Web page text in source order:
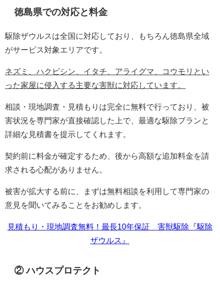
徳島県での対応と料金
駆除ザウルスは全国に対応しており、もちろん徳島県全域
がサービス対象エリアです。
ネズミ、ハクビシン、イタチ、アライグマ、コウモリとい
った家屋に侵入する主要な害獣に対応しています。
相談・現地調査・見積もりは完全に無料で行っており、被
害状況を専門家が直接確認した上で、最適な駆除プランと
詳細な見積書を提示してくれます。
契約前に料金が確定するため、後から高額な追加料金を請
求される心配がありません。
被害が拡大する前に、まずは無料相談を利用して専門家の
意見を聞いてみることをお勧めします。
見積もり・現地調査無料！最長10年保証 害獣駆除『駆除
ザウルス』
② ハウスプロテクト